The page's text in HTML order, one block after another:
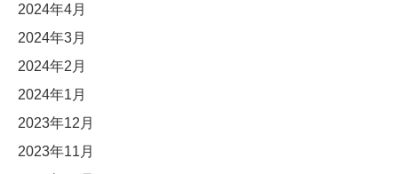
2024年4月
2024年3月
2024年2月
2024年1月
2023年12月
2023年11月